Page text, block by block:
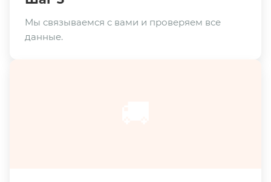
Мы связываемся с вами и проверяем все
данные.